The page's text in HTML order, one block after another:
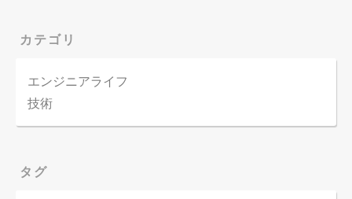
カテゴリ
エンジニアライフ
技術
タグ